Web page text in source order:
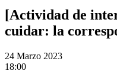
[Actividad de
cuidar: la
24 Marzo 2023
18:00